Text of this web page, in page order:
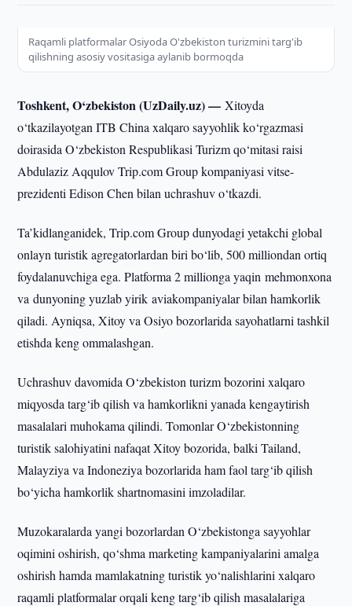
Raqamli platformalar Osiyoda O'zbekiston turizmini targ'ib
qilishning asosiy vositasiga aylanib bormoqda
Toshkent, O‘zbekiston (UzDaily.uz) —Xitoyda
o‘tkazilayotgan ITB China xalqaro sayyohlik ko‘rgazmasi
doirasida O‘zbekiston Respublikasi Turizm qo‘mitasi raisi
Abdulaziz Aqqulov Trip.com Group kompaniyasi vitse-
prezidenti Edison Chen bilan uchrashuv o‘tkazdi.
Ta’kidlanganidek, Trip.com Group dunyodagi yetakchi global
onlayn turistik agregatorlardan biri bo‘lib, 500 milliondan ortiq
foydalanuvchiga ega. Platforma 2 millionga yaqin mehmonxona
va dunyoning yuzlab yirik aviakompaniyalar bilan hamkorlik
qiladi. Ayniqsa, Xitoy va Osiyo bozorlarida sayohatlarni tashkil
etishda keng ommalashgan.
Uchrashuv davomida O‘zbekiston turizm bozorini xalqaro
miqyosda targ‘ib qilish va hamkorlikni yanada kengaytirish
masalalari muhokama qilindi. Tomonlar O‘zbekistonning
turistik salohiyatini nafaqat Xitoy bozorida, balki Tailand,
Malayziya va Indoneziya bozorlarida ham faol targ‘ib qilish
bo‘yicha hamkorlik shartnomasini imzoladilar.
Muzokaralarda yangi bozorlardan O‘zbekistonga sayyohlar
oqimini oshirish, qo‘shma marketing kampaniyalarini amalga
oshirish hamda mamlakatning turistik yo‘nalishlarini xalqaro
raqamli platformalar orqali keng targ‘ib qilish masalalariga